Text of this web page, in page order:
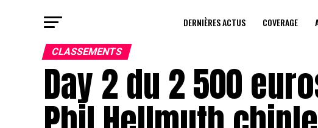
DERNIÈRES ACTUS COVERAGE
CLASSEMENTS
Day 2 du 2 500